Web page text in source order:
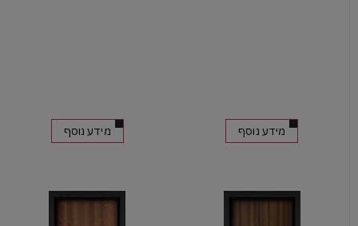
מידע נוסף מידע נוסף